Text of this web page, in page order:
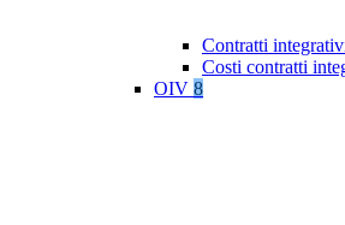
Contratti
Costi contratti
OIV 8